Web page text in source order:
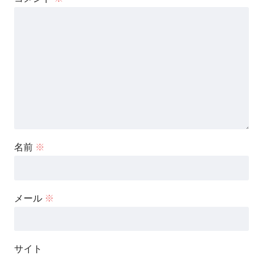
名前 ※
メール ※
サイト